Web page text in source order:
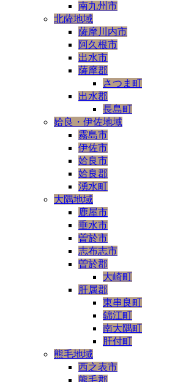
南九州市
北薩地域
薩摩川内市
阿久根市
出水市
薩摩郡
さつま町
出水郡
長島町
姶良・伊佐地域
霧島市
伊佐市
姶良市
姶良郡
湧水町
大隅地域
鹿屋市
垂水市
曽於市
志布志市
曽於郡
大崎町
肝属郡
東串良町
錦江町
南大隅町
肝付町
熊毛地域
西之表市